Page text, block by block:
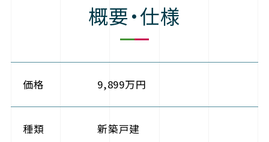
概要・仕様
価格 9,899万円
種類 新築戸建